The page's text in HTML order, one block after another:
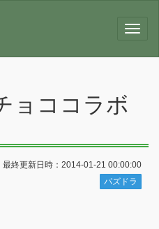
ョココラボ
最終更新日時：2014-01-21 00:00:00
パズドラ